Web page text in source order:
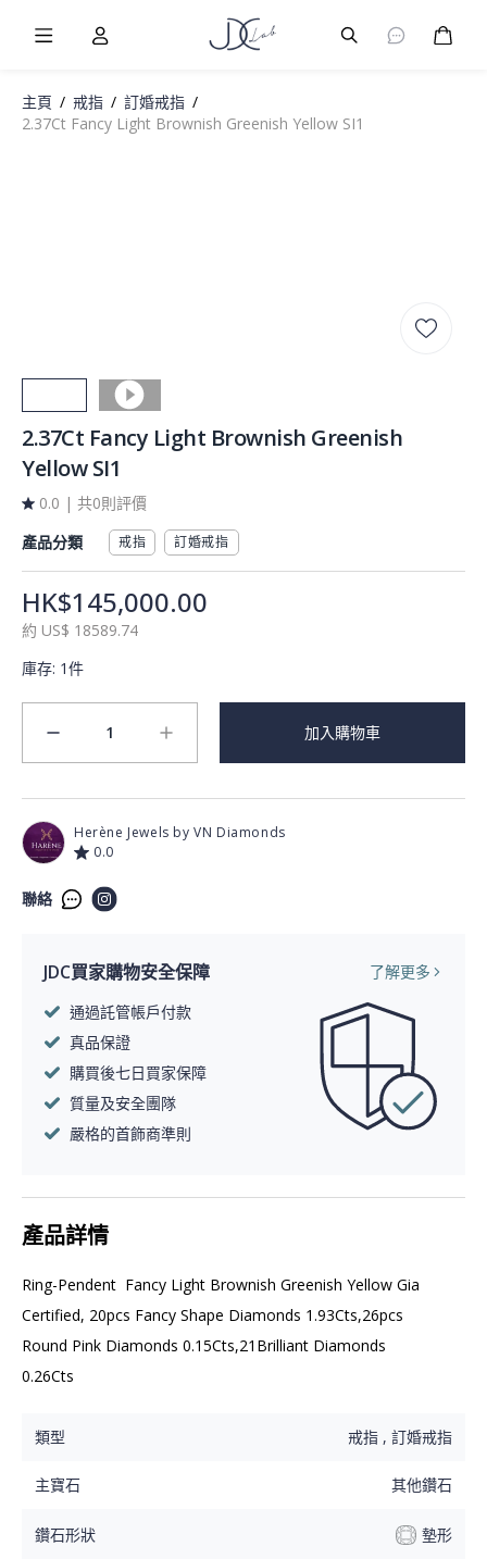
主頁 / 戒指 / 訂婚戒指 /
2.37Ct Fancy Light Brownish Greenish Yellow SI1
2.37Ct Fancy Light Brownish Greenish
Yellow SI1
0.0 | 共0則評價
產品分類
戒指 訂婚戒指
HK$145,000.00
約 US$ 18589.74
庫存: 1件
minus 1 plus 加入購物車
Herène Jewels by VN Diamonds
0.0
聯絡
JDC買家購物安全保障
了解更多
通過託管帳戶付款
真品保證
購買後七日買家保障
質量及安全團隊
嚴格的首飾商準則
產品詳情
Ring-Pendent  Fancy Light Brownish Greenish Yellow Gia
Certified, 20pcs Fancy Shape Diamonds 1.93Cts,26pcs
Round Pink Diamonds 0.15Cts,21Brilliant Diamonds
0.26Cts
類型 戒指 , 訂婚戒指
主寶石 其他鑽石
鑽石形狀 墊形
Burger Menu
User Burger Menu購物